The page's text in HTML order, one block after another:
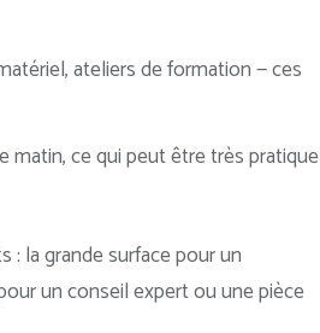
ateliers de formation — ces
matin, ce qui peut être très pratique
: la grande surface pour un
un conseil expert ou une pièce